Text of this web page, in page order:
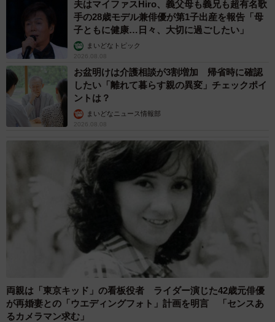
夫はマイファスHiro、義父母も義兄も超有名歌
手の28歳モデル兼俳優が第1子出産を報告「母
子ともに健康…日々、大切に過ごしたい」
まいどなトピック
2026.08.08
お盆明けは介護相談が3割増加 帰省時に確認
したい「離れて暮らす親の異変」チェックポイ
ントは？
まいどなニュース情報部
2026.08.08
両親は「東京キッド」の看板役者 ライダー演じた42歳元俳優
が再婚妻との「ウエディングフォト」計画を明言 「センスあ
るカメラマン求む」